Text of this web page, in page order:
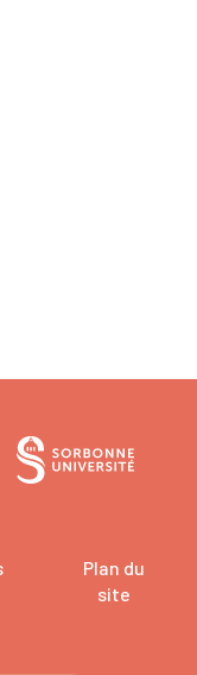
Plan du
site